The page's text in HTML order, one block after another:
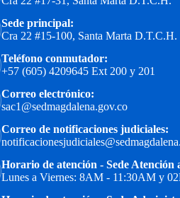
Sede principal:
Cra 22 #15-100, Santa Marta D.T.C.H.
Teléfono conmutador:
+57 (605) 4209645 Ext 200 y 201
Correo electrónico:
sac1@sedmagdalena.gov.co
Correo de notificaciones judiciales:
Horario de atención - Sede Atención
Lunes a Viernes: 8AM - 11:30AM y